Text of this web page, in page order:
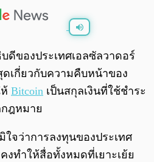
0:00
ดีของประเทศเอลซัลวาดอร์
เกี่ยวกับความคืบหน้าของ
Bitcoin เป็นสกุลเงินที่ใช้ชำระ
ฎหมาย
ใจว่าการลงทุนของประเทศ
งทำให้สื่อทั้งหมดที่เยาะเย้ย